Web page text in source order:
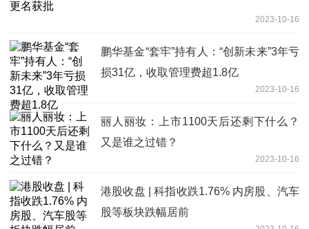
2023-10-16
鹏华基金“套牢”持有人：“创新未来”3年亏
损31亿，收取管理费超1.8亿
2023-10-16
丽人丽妆：上市1100天后还剩下什么？
又是谁之过错？
2023-10-16
港股收盘 | 科指收跌1.76% 内房股、汽车
股等板块跌幅居前